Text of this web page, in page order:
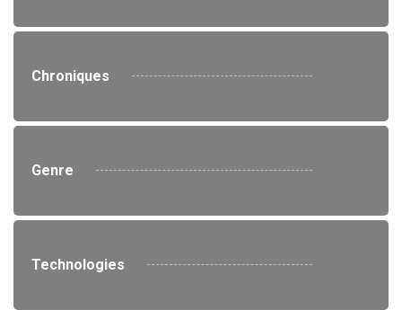
Chroniques
Genre
Technologies